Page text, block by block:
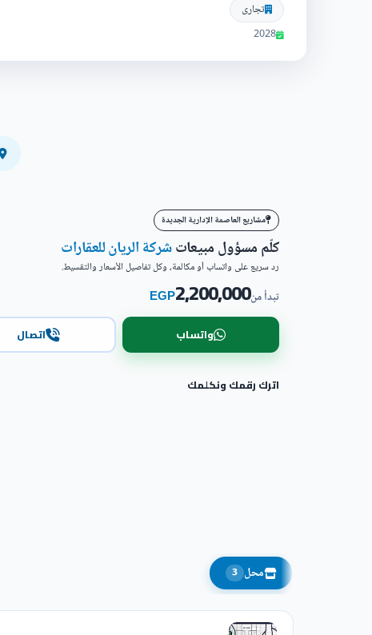
تجارى
2028
مشاريع العاصمة الإدارية الجديدة
كلّم مسؤول مبيعاتشركة الريان للعقارات
رد سريع على واتساب أو مكالمة، وكل تفاصيل الأسعار والتقسيط.
تبدأ من2,200,000
EGP
واتساب اتصال
اترك رقمك ونكلمك
محل 3